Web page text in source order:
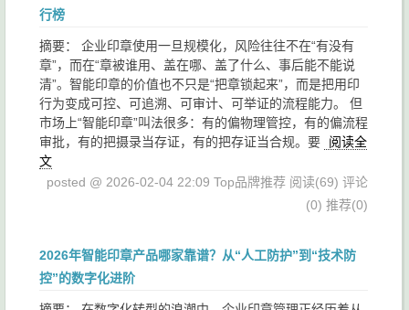
行榜
摘要： 企业印章使用一旦规模化，风险往往不在“有没有
章”，而在“章被谁用、盖在哪、盖了什么、事后能不能说
清”。智能印章的价值也不只是“把章锁起来”，而是把用印
行为变成可控、可追溯、可审计、可举证的流程能力。 但
市场上“智能印章”叫法很多：有的偏物理管控，有的偏流程
审批，有的把摄录当存证，有的把存证当合规。要
阅读全
文
posted @ 2026-02-04 22:09 Top品牌推荐 阅读(69) 评论
(0) 推荐(0)
2026年智能印章产品哪家靠谱？从“人工防护”到“技术防
控”的数字化进阶